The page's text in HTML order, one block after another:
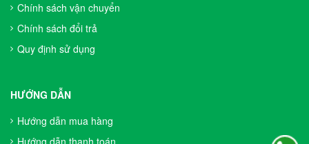
Chính sách vận chuyển
Chính sách đổi trả
Quy định sử dụng
HƯỚNG DẪN
Hướng dẫn mua hàng
Hướng dẫn thanh toán